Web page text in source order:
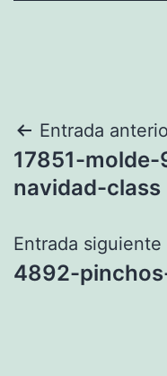
de
Entrada
17851-
navidad-class
Entrada siguiente
4892-